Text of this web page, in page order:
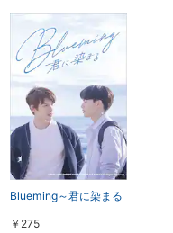
Blueming～君に染まる
￥275